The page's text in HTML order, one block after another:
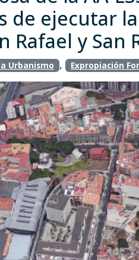
de ejecutar
Rafael y San
Urbanismo , Expropiación